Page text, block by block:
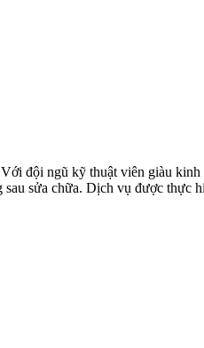
đội ngũ kỹ thuật viên giàu
sửa chữa. Dịch vụ được thực